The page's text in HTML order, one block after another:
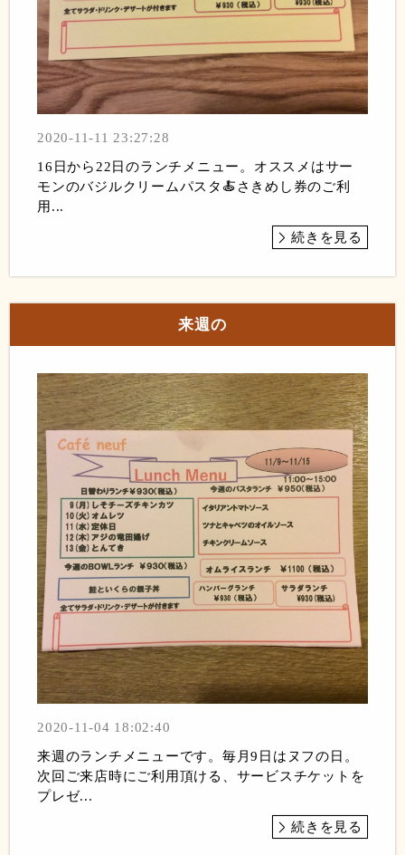
2020-11-11 23:27:28
16日から22日のランチメニュー。オススメはサー
モンのバジルクリームパスタ🍝さきめし券のご利
用...
続きを見る
来週の
2020-11-04 18:02:40
来週のランチメニューです。毎月9日はヌフの日。
次回ご来店時にご利用頂ける、サービスチケットを
プレゼ...
続きを見る